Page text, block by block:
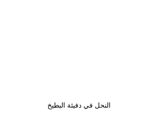
النحل في دفيئة البطيخ